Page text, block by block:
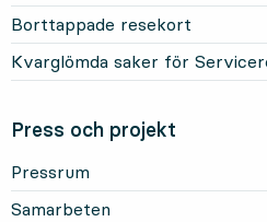
Borttappade resekort
Kvarglömda saker för
Press och projekt
Pressrum
Samarbeten